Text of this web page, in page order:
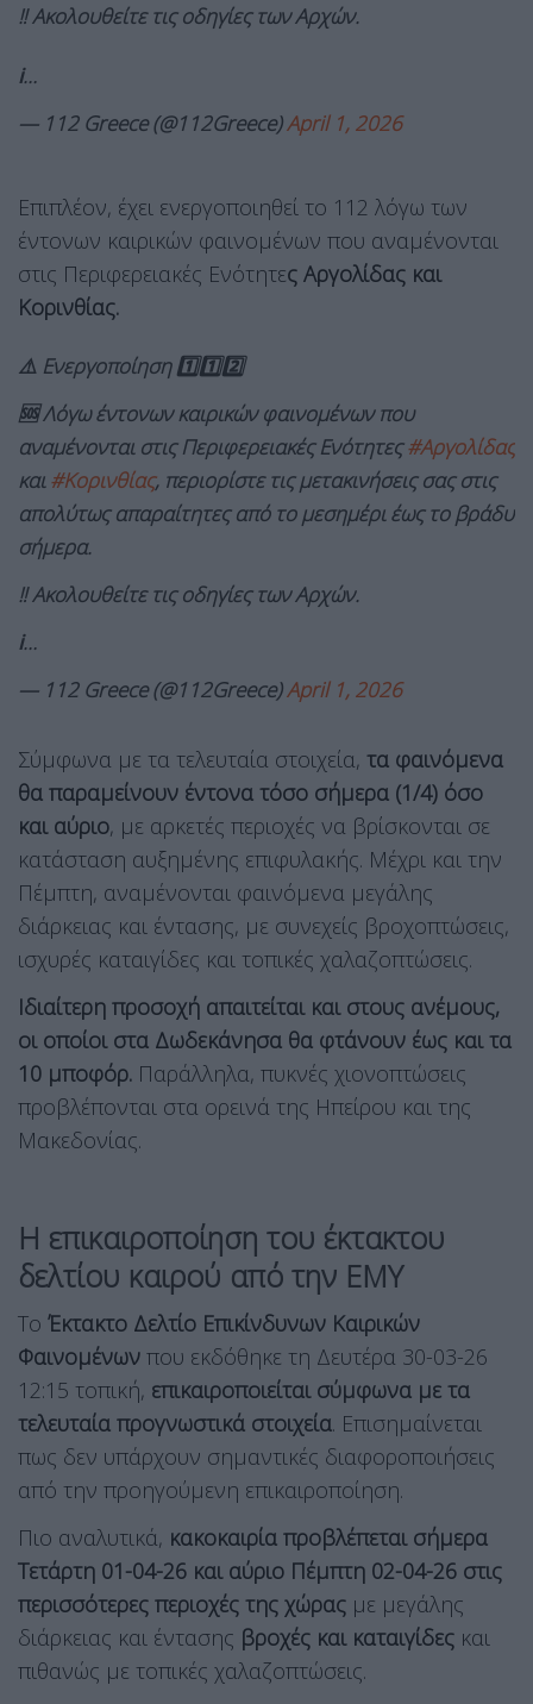
‼️ Ακολουθείτε τις οδηγίες των Αρχών.
ℹ️…
— 112 Greece (@112Greece)April 1, 2026
Επιπλέον, έχει ενεργοποιηθεί το 112 λόγω των
έντονων καιρικών φαινομένων που αναμένονται
στις Περιφερειακές Ενότητες Αργολίδας και
Κορινθίας.
⚠️ Ενεργοποίηση 1️⃣1️⃣2️⃣
🆘 Λόγω έντονων καιρικών φαινομένων που
αναμένονται στις Περιφερειακές Ενότητες#Αργολίδας
και #Κορινθίας, περιορίστε τις μετακινήσεις σας στις
απολύτως απαραίτητες από το μεσημέρι έως το βράδυ
σήμερα.
‼️ Ακολουθείτε τις οδηγίες των Αρχών.
ℹ️…
— 112 Greece (@112Greece)April 1, 2026
Σύμφωνα με τα τελευταία στοιχεία, τα φαινόμενα
θα παραμείνουν έντονα τόσο σήμερα (1/4) όσο
και αύριο, με αρκετές περιοχές να βρίσκονται σε
κατάσταση αυξημένης επιφυλακής. Μέχρι και την
Πέμπτη, αναμένονται φαινόμενα μεγάλης
διάρκειας και έντασης, με συνεχείς βροχοπτώσεις,
ισχυρές καταιγίδες και τοπικές χαλαζοπτώσεις.
Ιδιαίτερη προσοχή απαιτείται και στους ανέμους,
οι οποίοι στα Δωδεκάνησα θα φτάνουν έως και τα
10 μποφόρ. Παράλληλα, πυκνές χιονοπτώσεις
προβλέπονται στα ορεινά της Ηπείρου και της
Μακεδονίας.
Η επικαιροποίηση του έκτακτου
δελτίου καιρού από την ΕΜΥ
Το Έκτακτο Δελτίο Επικίνδυνων Καιρικών
Φαινομένων που εκδόθηκε τη Δευτέρα 30-03-26
12:15 τοπική, επικαιροποιείται σύμφωνα με τα
τελευταία προγνωστικά στοιχεία. Επισημαίνεται
πως δεν υπάρχουν σημαντικές διαφοροποιήσεις
από την προηγούμενη επικαιροποίηση.
Πιο αναλυτικά, κακοκαιρία προβλέπεται σήμερα
Τετάρτη 01-04-26 και αύριο Πέμπτη 02-04-26 στις
περισσότερες περιοχές της χώρας με μεγάλης
διάρκειας και έντασης βροχές και καταιγίδες και
πιθανώς με τοπικές χαλαζοπτώσεις.